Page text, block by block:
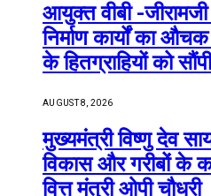
आयुक्त वीबी -जीरामजी
निर्माण कार्यों का
के हितग्राहियों को
AUGUST 8, 2026
मुख्यमंत्री विष्णु देव
विकास और गरीबों के
वित्त मंत्री ओपी चौधरी